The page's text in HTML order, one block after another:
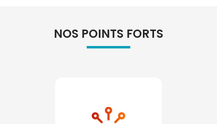
NOS POINTS FORTS